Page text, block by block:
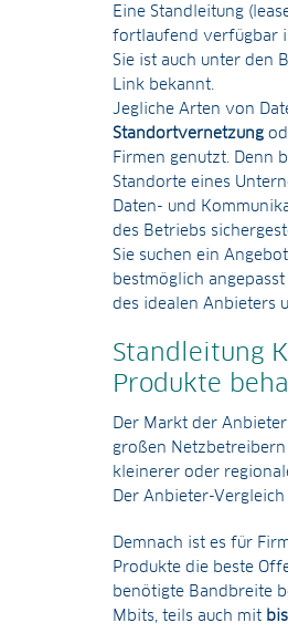
Eine Standleitung
fortlaufend verfügbar
Sie ist auch unter den
Link bekannt.
Jegliche Arten von
Standortvernetzung
Firmen genutzt. Denn
Standorte eines
Daten- und
des Betriebs
Sie suchen ein
bestmöglich
des idealen Anbieters
Standleitung
Produkte
Der Markt der
großen
kleinerer oder
Der Anbieter-
Demnach ist es für
Produkte die beste
benötigte Bandbreite
Mbits, teils auch mit